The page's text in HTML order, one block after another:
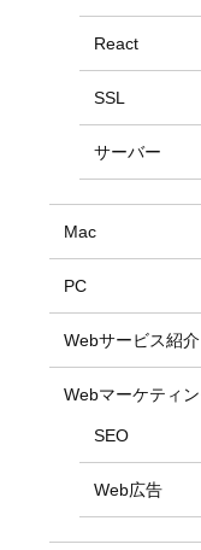
React
SSL
サーバー
Mac
PC
Webサービス紹介
Webマーケティ
SEO
Web広告